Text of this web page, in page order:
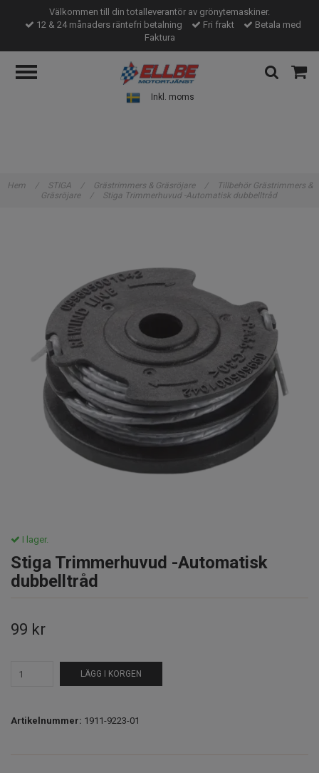
Välkommen till din totalleverantör av grönytemaskiner.
12 & 24 månaders räntefri betalning
Fri frakt
Betala med
Faktura
Inkl. moms
Hem / STIGA / Grästrimmers & Gräsröjare /
Tillbehör Grästrimmers &
Gräsröjare
/ Stiga Trimmerhuvud -Automatisk dubbelltråd
I lager.
Stiga Trimmerhuvud -Automatisk
dubbelltråd
99 kr
LÄGG I KORGEN
Artikelnummer: 1911-9223-01